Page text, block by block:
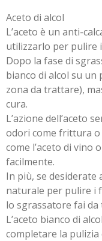
Aceto di alcol
L’aceto è un anti-
utilizzarlo per pulire
Dopo la fase di
bianco di alcol su
zona da trattare),
cura.
L’azione dell’aceto
odori come frittura o
come l’aceto di vino
facilmente.
In più, se desiderate
naturale per pulire i
lo sgrassatore fai da
L’aceto bianco di
completare la